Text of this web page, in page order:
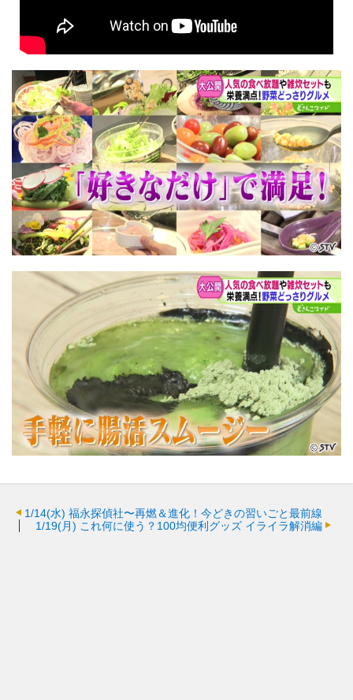
1/14(水) 福永探偵社〜再燃＆進化！今どきの習いごと最前線
1/19(月) これ何に使う？100均便利グッズ イライラ解消編